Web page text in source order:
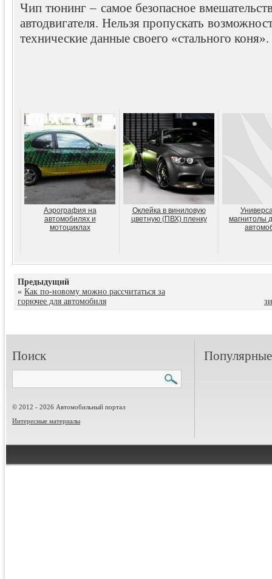
Чип тюнинг – самое безопасное
автодвигателя. Нельзя пропускать
технические данные своего «стального коня».
Аэрография на
автомобилях и
мотоциклах
Оклейка в виниловую
цветную (ПВХ) пленку
магнитолы
Предыдущий
« Как по-новому можно рассчитаться за
горючее для автомобиля
Поиск
© 2012 - 2026 Автомобильный портал
Интересные материалы
Популярные